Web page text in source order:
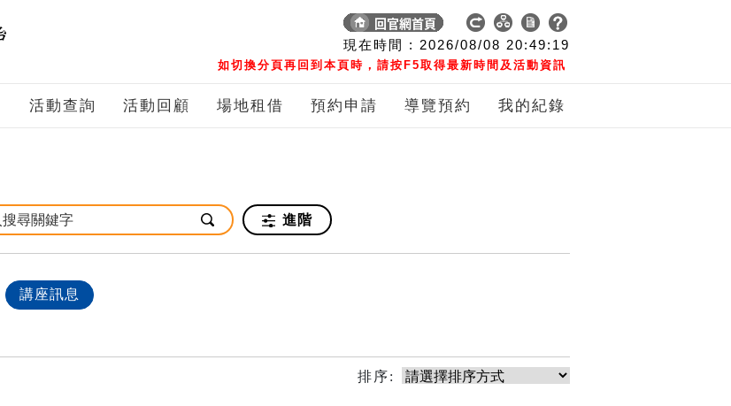
現在時間 : 2026/08/08 20:49:19
如切換分頁再回到本頁時，請按F5取得最新時間及活動資訊
活動查詢 活動回顧 場地租借 預約申請 導覽預約 我的紀錄
進階
講座訊息
排序: